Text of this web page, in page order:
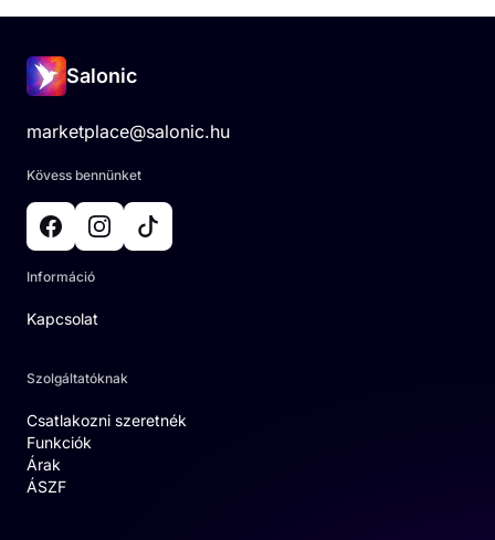
Salonic
marketplace@salonic.hu
Kövess bennünket
Információ
Kapcsolat
Szolgáltatóknak
Csatlakozni szeretnék
Funkciók
Árak
ÁSZF